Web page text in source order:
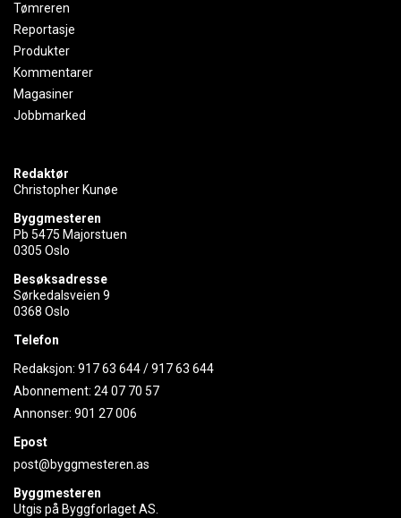
Tømreren
Reportasje
Produkter
Kommentarer
Magasiner
Jobbmarked
Redaktør
Christopher Kunøe
Byggmesteren
Pb 5475 Majorstuen
0305 Oslo
Besøksadresse
Sørkedalsveien 9
0368 Oslo
Telefon
Redaksjon: 917 63 644/917 63 644
Abonnement: 24 07 70 57
Annonser: 901 27 006
Epost
post@byggmesteren.as
Byggmesteren
Utgis på Byggforlaget AS.